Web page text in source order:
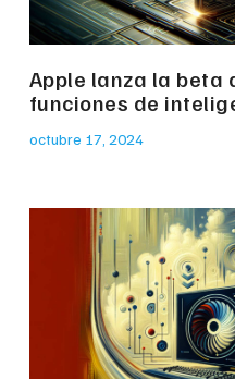
Apple lanza la beta
funciones de
octubre 17, 2024